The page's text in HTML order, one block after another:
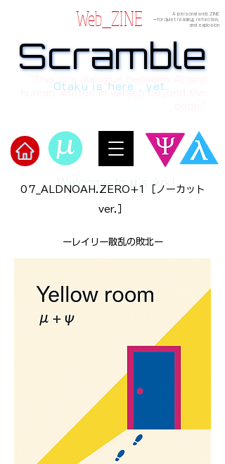
Welcome to μ's Ark!
Web_ZINE
A personal web ZINE
ーfor quiet reading, reflection,
and explosion
Scramble
Scramble
human, written in verses beyond the
Otaku is here , yet.
07_ALDNOAH.ZERO+1［ノーカット
ver.］
ーレイリー散乱の敗北ー